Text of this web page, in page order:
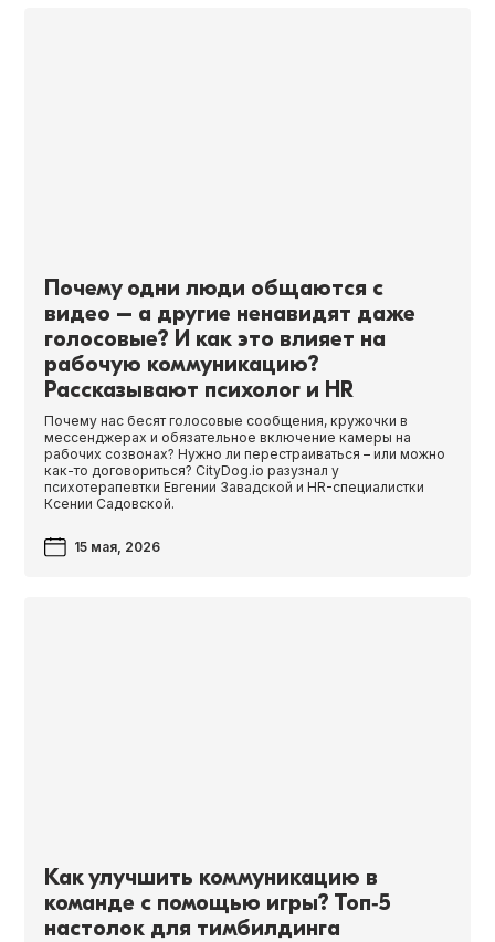
Почему одни люди общаются с
видео – а другие ненавидят даже
голосовые? И как это влияет на
рабочую коммуникацию?
Рассказывают психолог и HR
Почему нас бесят голосовые сообщения, кружочки в
мессенджерах и обязательное включение камеры на
рабочих созвонах? Нужно ли перестраиваться – или можно
как-то договориться? CityDog.io разузнал у
психотерапевтки Евгении Завадской и HR-специалистки
Ксении Садовской.
15 мая, 2026
Как улучшить коммуникацию в
команде с помощью игры? Топ‑5
настолок для тимбилдинга